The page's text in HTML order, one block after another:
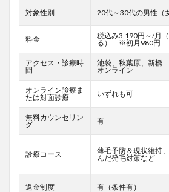
対象性別 20代～30代の男性（
料金
税込み3,190円～/月
る） ※初月980円
アクセス・診療時
間
池袋、秋葉原、新橋
オンライン
オンライン診療ま
たは対面診療
いずれも可
無料カウンセリン
グ
有
診療コース
薄毛予防＆現状維持
んだ発毛対策など
返金制度 有（条件有）